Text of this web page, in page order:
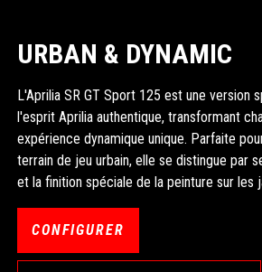
URBAN & DYNAMIC
L'Aprilia SR GT Sport 125 est une version
l'esprit Aprilia authentique, transformant
expérience dynamique unique. Parfaite
terrain de jeu urbain, elle se distingue par
et la finition spéciale de la peinture sur les
CONFIGURER